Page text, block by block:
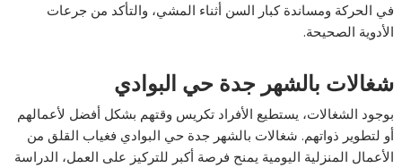
في الحركة ومساندة كبار السن أثناء المشي، والتأكد من جرعات
الأدوية الصحيحة.
شغالات بالشهر جدة حي البوادي
بوجود الشغالات، يستطيع الأفراد تكريس وقتهم بشكل أفضل لأعمالهم
أو لتطوير ذواتهم. شغالات بالشهر جدة حي البوادي فغياب القلق من
الأعمال المنزلية اليومية يمنح فرصة أكبر للتركيز على العمل، الدراسة